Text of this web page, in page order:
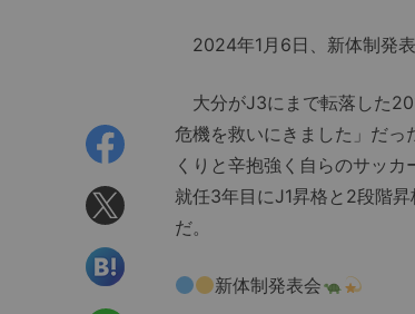
2024年1月6日、新体制発表
大分がJ3にまで転落した
危機を救いにきました」だっ
くりと辛抱強く自らのサッカ
就任3年目にJ1昇格と2段階
だ。
新体制発表会